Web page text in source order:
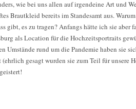
wie bei uns allen auf irgendeine Art und
Brautkleid bereits im Standesamt aus.
gibt, es zu tragen? Anfangs hätte ich sie aber
als Location für die Hochzeitsportraits
rund um die Pandemie haben sie
gesagt wurden sie zum Teil für unsere